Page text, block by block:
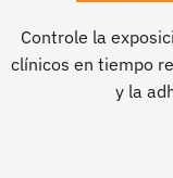
Controle la
clínicos en tiempo
y la